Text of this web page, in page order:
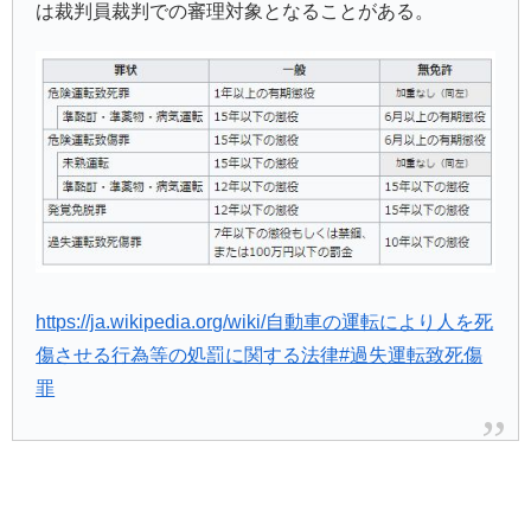
は裁判員裁判での審理対象となることがある。
https://ja.wikipedia.org/wiki/自動車の運転により人を死
傷させる行為等の処罰に関する法律#過失運転致死傷
罪